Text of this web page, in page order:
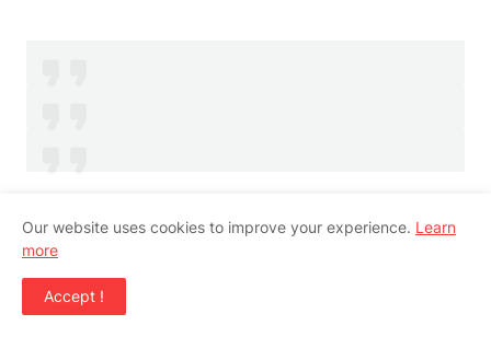
MENDAFTAR KURSUS KOMPUTER KARAWANG VIA
Our website uses cookies to improve your experience. Learn
more
Accept !